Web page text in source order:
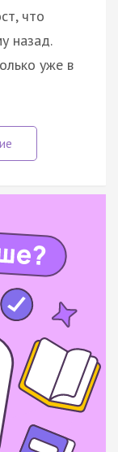
что
назад.
уже в